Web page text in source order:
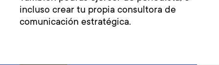
incluso crear tu propia consultora de
comunicación estratégica.